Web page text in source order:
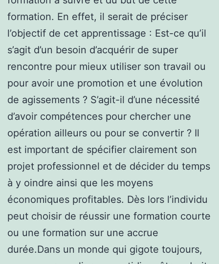
formation. En effet, il serait de préciser
l’objectif de cet apprentissage : Est-ce qu’il
s’agit d’un besoin d’acquérir de super
rencontre pour mieux utiliser son travail ou
pour avoir une promotion et une évolution
de agissements ? S’agit-il d’une nécessité
d’avoir compétences pour chercher une
opération ailleurs ou pour se convertir ? Il
est important de spécifier clairement son
projet professionnel et de décider du temps
à y oindre ainsi que les moyens
économiques profitables. Dès lors l’individu
peut choisir de réussir une formation courte
ou une formation sur une accrue
durée.Dans un monde qui gigote toujours,